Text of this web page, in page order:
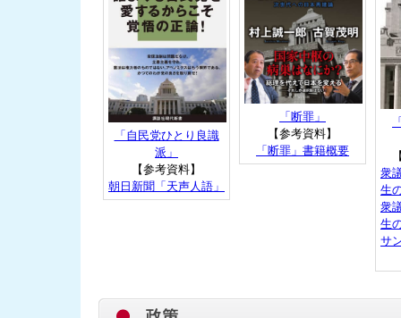
「自民党ひとり良識
派」
【参考資料】
朝日新聞「天声人語」
「断罪」
【参考資料】
「断罪」書籍概要
衆
生
衆
生
サ